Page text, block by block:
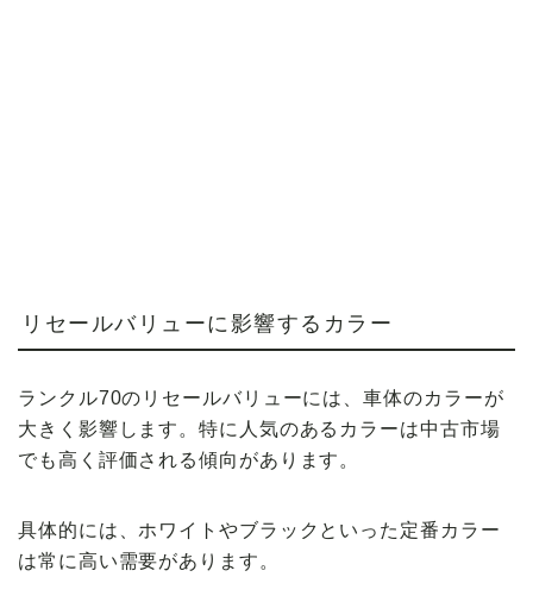
リセールバリューに影響するカラー
ランクル70のリセールバリューには、車体のカラーが
大きく影響します。特に人気のあるカラーは中古市場
でも高く評価される傾向があります。
具体的には、ホワイトやブラックといった定番カラー
は常に高い需要があります。